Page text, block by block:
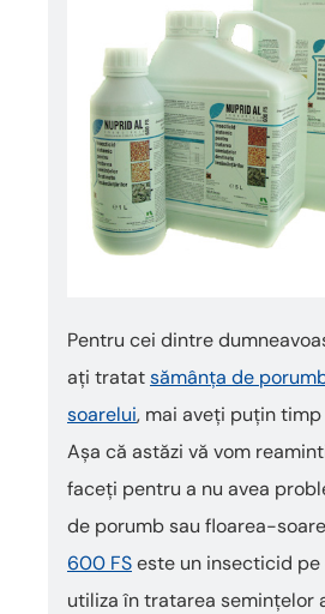
Pentru cei dintre
ați tratatsămânța de
soarelui, mai aveți puțin
Așa că astăzi vă vom
faceți pentru a nu avea
de porumb sau floarea-
600 FSeste un insecticid
utiliza în tratarea semințelor